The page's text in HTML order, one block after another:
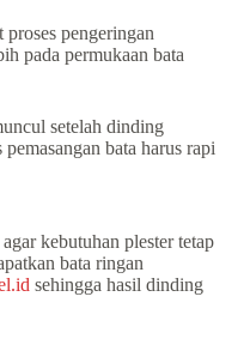
proses pengeringan
pada permukaan bata
setelah dinding
bata harus rapi
kebutuhan plester tetap
bata ringan
sehingga hasil dinding